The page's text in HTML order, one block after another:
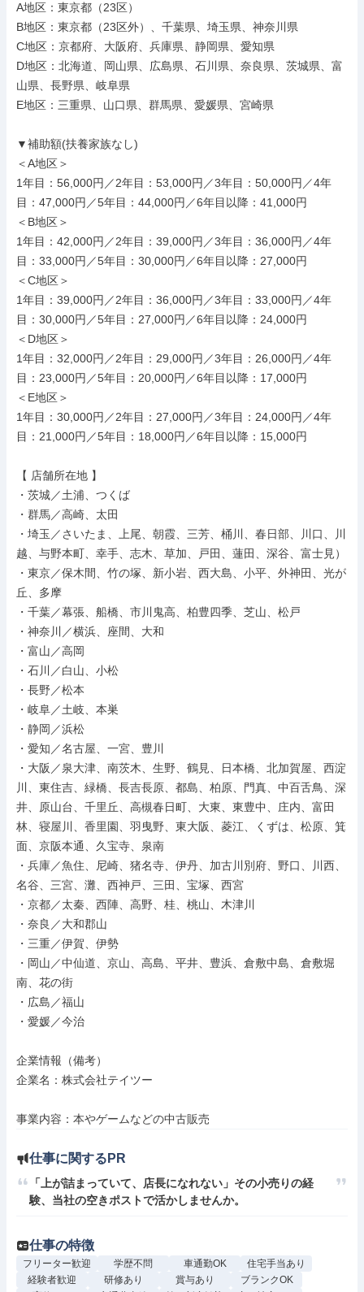
A地区：東京都（23区）
B地区：東京都（23区外）、千葉県、埼玉県、神奈川県
C地区：京都府、大阪府、兵庫県、静岡県、愛知県
D地区：北海道、岡山県、広島県、石川県、奈良県、茨城県、富
山県、長野県、岐阜県
E地区：三重県、山口県、群馬県、愛媛県、宮崎県
▼補助額(扶養家族なし)
＜A地区＞
1年目：56,000円／2年目：53,000円／3年目：50,000円／4年
目：47,000円／5年目：44,000円／6年目以降：41,000円
＜B地区＞
1年目：42,000円／2年目：39,000円／3年目：36,000円／4年
目：33,000円／5年目：30,000円／6年目以降：27,000円
＜C地区＞
1年目：39,000円／2年目：36,000円／3年目：33,000円／4年
目：30,000円／5年目：27,000円／6年目以降：24,000円
＜D地区＞
1年目：32,000円／2年目：29,000円／3年目：26,000円／4年
目：23,000円／5年目：20,000円／6年目以降：17,000円
＜E地区＞
1年目：30,000円／2年目：27,000円／3年目：24,000円／4年
目：21,000円／5年目：18,000円／6年目以降：15,000円
【 店舗所在地 】
・茨城／土浦、つくば
・群馬／高崎、太田
・埼玉／さいたま、上尾、朝霞、三芳、桶川、春日部、川口、川
越、与野本町、幸手、志木、草加、戸田、蓮田、深谷、富士見）
・東京／保木間、竹の塚、新小岩、西大島、小平、外神田、光が
丘、多摩
・千葉／幕張、船橋、市川鬼高、柏豊四季、芝山、松戸
・神奈川／横浜、座間、大和
・富山／高岡
・石川／白山、小松
・長野／松本
・岐阜／土岐、本巣
・静岡／浜松
・愛知／名古屋、一宮、豊川
・大阪／泉大津、南茨木、生野、鶴見、日本橋、北加賀屋、西淀
川、東住吉、緑橋、長吉長原、都島、柏原、門真、中百舌鳥、深
井、原山台、千里丘、高槻春日町、大東、東豊中、庄内、富田
林、寝屋川、香里園、羽曳野、東大阪、菱江、くずは、松原、箕
面、京阪本通、久宝寺、泉南
・兵庫／魚住、尼崎、猪名寺、伊丹、加古川別府、野口、川西、
名谷、三宮、灘、西神戸、三田、宝塚、西宮
・京都／太秦、西陣、高野、桂、桃山、木津川
・奈良／大和郡山
・三重／伊賀、伊勢
・岡山／中仙道、京山、高島、平井、豊浜、倉敷中島、倉敷堀
南、花の街
・広島／福山
・愛媛／今治
企業情報（備考）
企業名：株式会社テイツー
事業内容：本やゲームなどの中古販売
仕事に関するPR
「上が詰まっていて、店長になれない」その小売りの経
験、当社の空きポストで活かしませんか。
仕事の特徴
フリーター歓迎 学歴不問 車通勤OK
住宅手当あり
経験者歓迎
研修あり 賞与あり
ブランクOK